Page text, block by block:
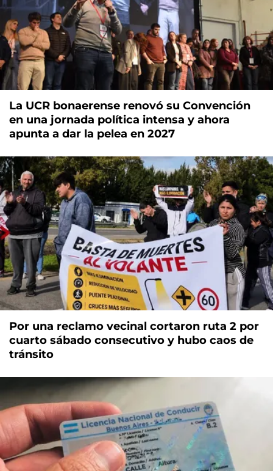
La UCR bonaerense renovó su Convención
en una jornada política intensa y ahora
apunta a dar la pelea en 2027
Por una reclamo vecinal cortaron ruta 2 por
cuarto sábado consecutivo y hubo caos de
tránsito